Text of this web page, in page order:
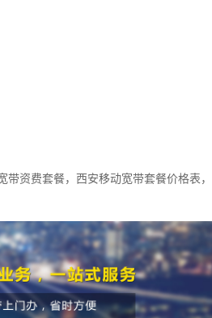
资费套餐，西安移动宽带套餐价格表